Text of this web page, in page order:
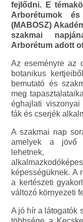
fejlődni. E
Arborétumok
(MABOSZ)
szakmai
Arborétum adott
Az eseményre az
botanikus
bemutató és
meg
éghajlati
fák és cserjék
A szakmai nap
amelyek a jövő
lehetnek,
képességüknek. A
a kertészeti
változó környezeti
A jó hír a látogatók